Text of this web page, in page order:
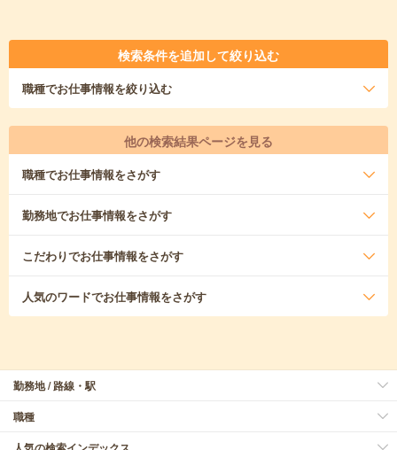
検索条件を追加して絞り込む
職種でお仕事情報を絞り込む
他の検索結果ページを見る
職種でお仕事情報をさがす
勤務地でお仕事情報をさがす
こだわりでお仕事情報をさがす
人気のワードでお仕事情報をさがす
勤務地 / 路線・駅
職種